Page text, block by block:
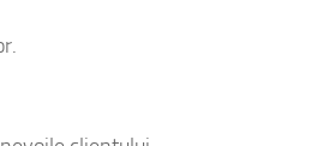
clientului.